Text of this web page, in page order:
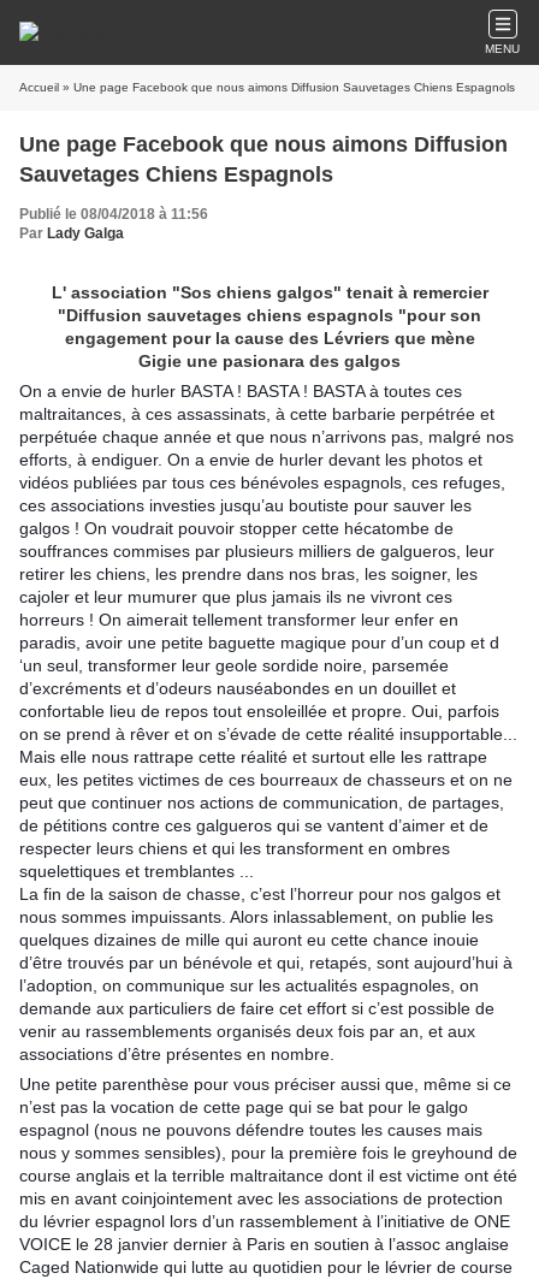
MENU
Accueil » Une page Facebook que nous aimons Diffusion Sauvetages Chiens Espagnols
Une page Facebook que nous aimons Diffusion
Sauvetages Chiens Espagnols
Publié le 08/04/2018 à 11:56
Par Lady Galga
L' association "Sos chiens galgos" tenait à remercier
"Diffusion sauvetages chiens espagnols "pour son
engagement pour la cause des Lévriers que mène
Gigie une pasionara des galgos
On a envie de hurler BASTA ! BASTA ! BASTA à toutes ces
maltraitances, à ces assassinats, à cette barbarie perpétrée et
perpétuée chaque année et que nous n’arrivons pas, malgré nos
efforts, à endiguer. On a envie de hurler devant les photos et
vidéos publiées par tous ces bénévoles espagnols, ces refuges,
ces associations investies jusqu’au boutiste pour sauver les
galgos ! On voudrait pouvoir stopper cette hécatombe de
souffrances commises par plusieurs milliers de galgueros, leur
retirer les chiens, les prendre dans nos bras, les soigner, les
cajoler et leur mumurer que plus jamais ils ne vivront ces
horreurs ! On aimerait tellement transformer leur enfer en
paradis, avoir une petite baguette magique pour d’un coup et d
‘un seul, transformer leur geole sordide noire, parsemée
d’excréments et d’odeurs nauséabondes en un douillet et
confortable lieu de repos tout ensoleillée et propre. Oui, parfois
on se prend à rêver et on s’évade de cette réalité insupportable...
Mais elle nous rattrape cette réalité et surtout elle les rattrape
eux, les petites victimes de ces bourreaux de chasseurs et on ne
peut que continuer nos actions de communication, de partages,
de pétitions contre ces galgueros qui se vantent d’aimer et de
respecter leurs chiens et qui les transforment en ombres
squelettiques et tremblantes ...
La fin de la saison de chasse, c’est l’horreur pour nos galgos et
nous sommes impuissants. Alors inlassablement, on publie les
quelques dizaines de mille qui auront eu cette chance inouie
d’être trouvés par un bénévole et qui, retapés, sont aujourd’hui à
l’adoption, on communique sur les actualités espagnoles, on
demande aux particuliers de faire cet effort si c’est possible de
venir au rassemblements organisés deux fois par an, et aux
associations d’être présentes en nombre.
Une petite parenthèse pour vous préciser aussi que, même si ce
n’est pas la vocation de cette page qui se bat pour le galgo
espagnol (nous ne pouvons défendre toutes les causes mais
nous y sommes sensibles), pour la première fois le greyhound de
course anglais et la terrible maltraitance dont il est victime ont été
mis en avant coinjointement avec les associations de protection
du lévrier espagnol lors d’un rassemblement à l’initiative de ONE
VOICE le 28 janvier dernier à Paris en soutien à l’assoc anglaise
Caged Nationwide qui lutte au quotidien pour le lévrier de course